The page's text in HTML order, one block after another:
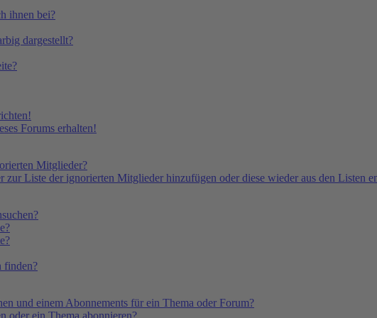
ihnen bei?
dargestellt?
Forums erhalten!
Mitglieder?
Liste der ignorierten Mitglieder hinzufügen oder diese wieder aus den Listen
finden?
und einem Abonnements für ein Thema oder Forum?